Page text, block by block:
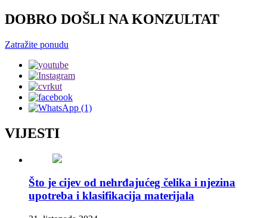
DOBRO DOŠLI NA KONZULTAT
Zatražite ponudu
VIJESTI
Što je cijev od nehrđajućeg čelika i njezina
upotreba i klasifikacija materijala